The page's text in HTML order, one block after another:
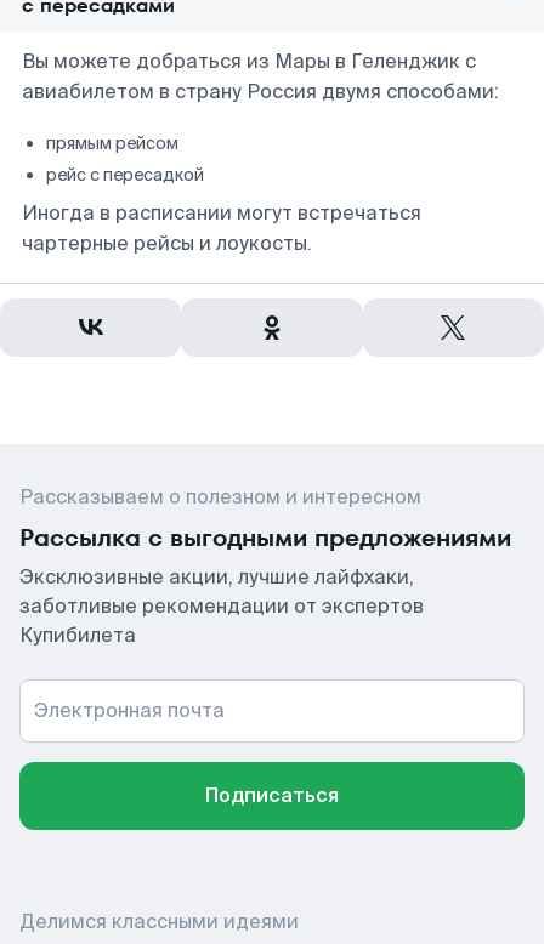
Вы можете добраться из Мары в Геленджик с
авиабилетом в страну Россия двумя способами:
прямым рейсом
рейс с пересадкой
Иногда в расписании могут встречаться
чартерные рейсы и лоукосты.
Рассказываем о полезном и интересном
Рассылка с выгодными предложениями
Эксклюзивные акции, лучшие лайфхаки,
заботливые рекомендации от экспертов
Купибилета
Электронная почта
Подписаться
Делимся классными идеями